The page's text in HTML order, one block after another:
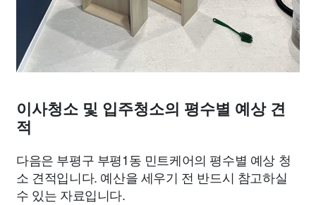
이사청소 및 입주청소의 평수별 예상 견
적
다음은 부평구 부평1동 민트케어의 평수별 예상 청
소 견적입니다. 예산을 세우기 전 반드시 참고하실
수 있는 자료입니다.